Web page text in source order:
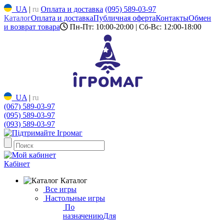
UA | ru Оплата и доставка (095) 589-03-97
КаталогОплата и доставкаПубличная офертаКонтактыОбмен
и возврат товара
Пн-Пт: 10:00-20:00 | Сб-Вс: 12:00-18:00
UA | ru
(067) 589-03-97
(095) 589-03-97
(093) 589-03-97
Кабінет
Каталог
Все игры
Настольные игры
По
назначениюДля